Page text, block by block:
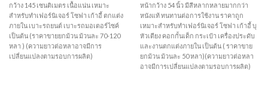
กว้าง 145 เซนติเมตร เนื้อแน่น เหมาะ
สำหรับทำเฟอร์นิเจอร์ โซฟา เก้าอี้ ตกแต่ง
ภายใน เบาะรถยนต์ เบาะรถมอเตอร์ไซค์
เป็นต้น (ราคาขายยกม้วน ม้วนละ 70-120
หลา ) (ความยาวต่อหลาอาจมีการ
เปลี่ยนแปลงตามรอบการผลิต)
หน้ากว้าง 54 นิ้ว มีสีหลากหลายมากกว่า
หนังแท้ ทนทานต่อการใช้งาน ราคาถูก
เหมาะสำหรับทำเฟอร์นิเจอร์ โซฟา เก้าอี้ บุ
หัวเตียง คอกกั้นเด็ก กระเป๋า เครื่องประดับ
และงานตกแต่งภายใน เป็นต้น ( ราคาขาย
ยกม้วน ม้วนละ 50 หลา)(ความยาวต่อหลา
อาจมีการเปลี่ยนแปลงตามรอบการผลิต)